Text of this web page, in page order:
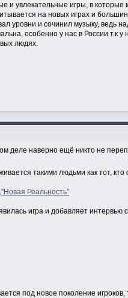
и увлекательные игры, в
на новых играх и
уровни и сочинил музыку, ведь
особенно у нас в России т.к
людях.
деле наверно ещё никто не
такими людьми как тот,
Реальность"
игра и добавляет интервью
под новое поколение